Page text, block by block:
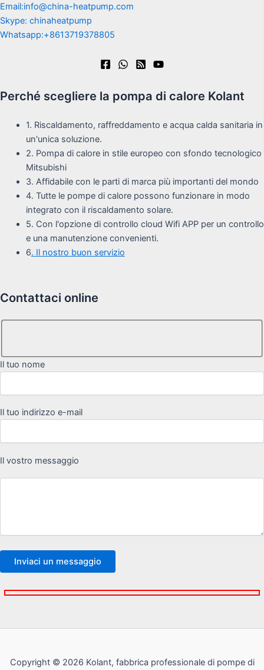
Email:info@china-heatpump.com
Skype: chinaheatpump
Whatsapp:+8613719378805
Perché scegliere la pompa di calore Kolant
1. Riscaldamento, raffreddamento e acqua calda sanitaria in
un'unica soluzione.
2. Pompa di calore in stile europeo con sfondo tecnologico
Mitsubishi
3. Affidabile con le parti di marca più importanti del mondo
4. Tutte le pompe di calore possono funzionare in modo
integrato con il riscaldamento solare.
5. Con l'opzione di controllo cloud Wifi APP per un controllo
e una manutenzione convenienti.
6. Il nostro buon servizio
Contattaci online
Il tuo nome
Il tuo indirizzo e-mail
Il vostro messaggio
Copyright © 2026 Kolant, fabbrica professionale di pompe di